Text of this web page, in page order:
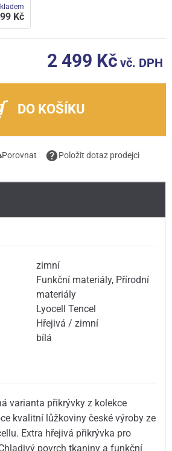
Kč
2 499 Kč vč. DPH
DO KOŠÍKU
Porovnat Položit dotaz prodejci
zimní
Funkční materiály, Přírodní
materiály
Lyocell Tencel
Hřejivá / zimní
bílá
varianta přikrývky z kolekce
kvalitní lůžkoviny české výroby ze
Extra hřejivá přikrývka pro
povrch tkaniny a funkční